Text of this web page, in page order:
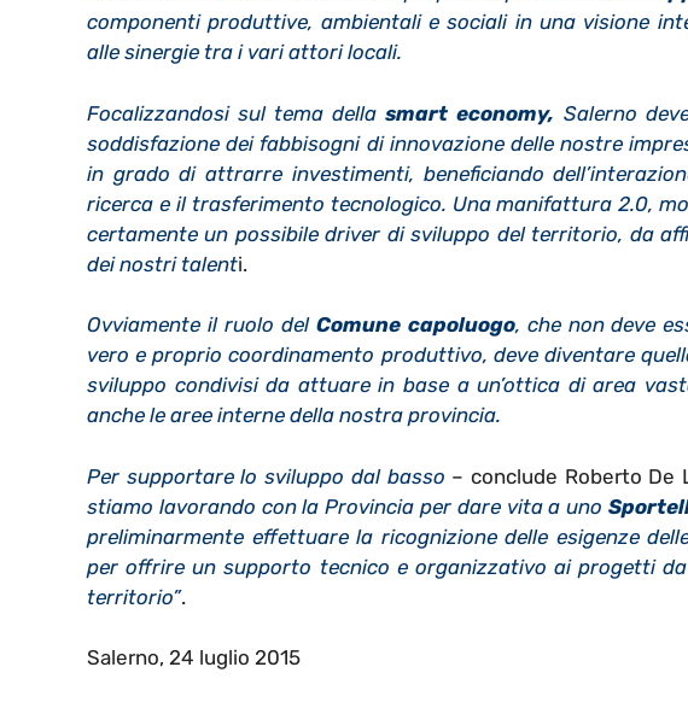
componenti produttive, ambientali e sociali in una visione
alle sinergie tra i vari attori locali.
Focalizzandosi sul tema dellasmart economy, Salerno
soddisfazione dei fabbisogni di innovazione delle nostre
in grado di attrarre investimenti, beneficiando
ricerca e il trasferimento tecnologico. Una manifattura 2.0,
certamente un possibile driver di sviluppo del territorio, da
dei nostri talenti.
Ovviamente il ruolo del Comune capoluogo, che non deve
vero e proprio coordinamento produttivo, deve diventare
sviluppo condivisi da attuare in base a un’ottica di area
anche le aree interne della nostra provincia.
Per supportare lo sviluppo dal basso – conclude Roberto De
stiamo lavorando con la Provincia per dare vita a uno
preliminarmente effettuare la ricognizione delle esigenze
per offrire un supporto tecnico e organizzativo ai progetti
territorio”.
Salerno, 24 luglio 2015